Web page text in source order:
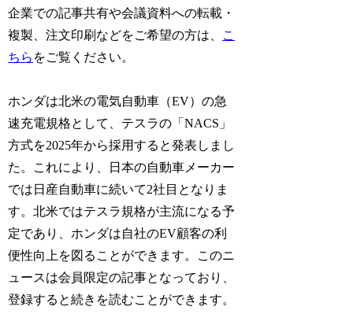
企業での記事共有や会議資料への転載・
複製、注文印刷などをご希望の方は、
こ
ちら をご覧ください。
ホンダは北米の電気自動車（EV）の急
速充電規格として、テスラの「NACS」
方式を2025年から採用すると発表しまし
た。これにより、日本の自動車メーカー
では日産自動車に続いて2社目となりま
す。北米ではテスラ規格が主流になる予
定であり、ホンダは自社のEV顧客の利
便性向上を図ることができます。このニ
ュースは会員限定の記事となっており、
登録すると続きを読むことができます。